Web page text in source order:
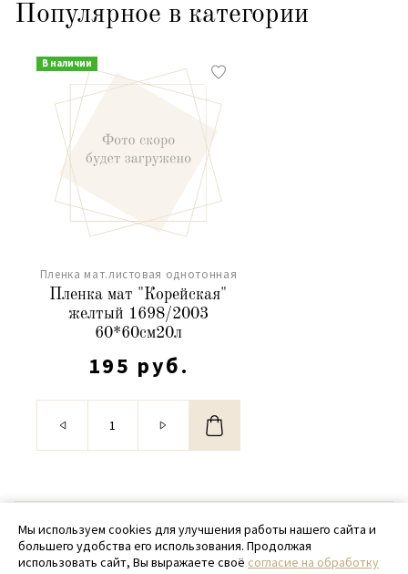
Популярное в категории
В наличии
Пленка мат.листовая однотонная
Пленка мат "Корейская"
желтый 1698/2003
60*60см20л
195 руб.
© 2020 - 2026 SamPack
+ 7 (918) 699-97-87
Мы используем cookies для улучшения работы нашего сайта и
большего удобства его использования. Продолжая
использовать сайт, Вы выражаете своё согласие на обработку